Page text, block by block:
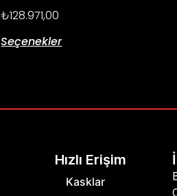
₺128.971,00
Seçenekler
Hızlı Erişim
Kasklar